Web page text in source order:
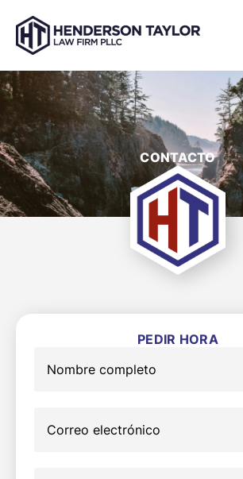
CONTACTO
PEDIR HORA